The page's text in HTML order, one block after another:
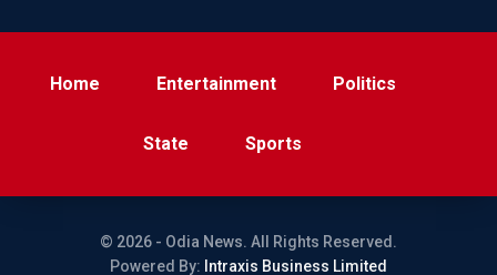
Home Entertainment Politics
State Sports
© 2026 - Odia News. All Rights Reserved.
Powered By: Intraxis Business Limited